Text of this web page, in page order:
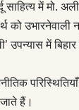
साहित्य में
को उभारनेवाली
उपन्यास में
हैं।